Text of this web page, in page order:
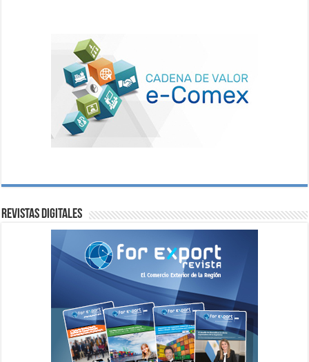
Revistas digitales